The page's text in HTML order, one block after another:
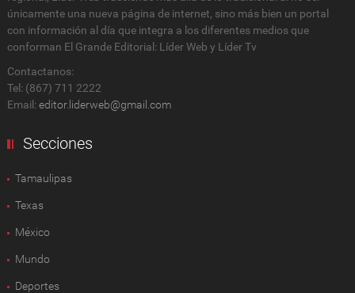
únicamente una nueva página de internet, sino más bien un portal
con información al día que integra a los diferentes medios que
conforman El Grande Editorial: Líder Web y Líder Tv
Contactanos:
Tel: (867) 711 2222
Email: editor.liderweb@gmail.com
Secciones
Tamaulipas
Texas
México
Mundo
Deportes